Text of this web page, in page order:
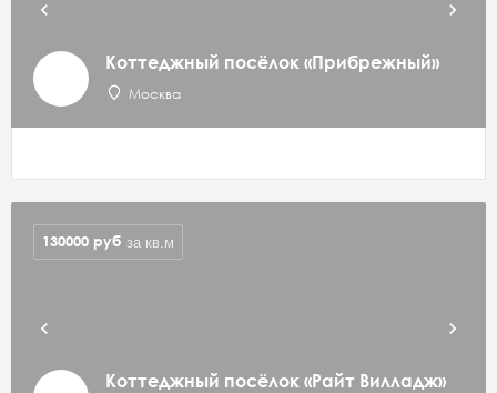
Коттеджный посёлок «Прибрежный»
Москва
Коттеджный посёлок «Райт Вилладж»
130000 руб за кв.м